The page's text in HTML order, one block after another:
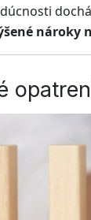
nároky